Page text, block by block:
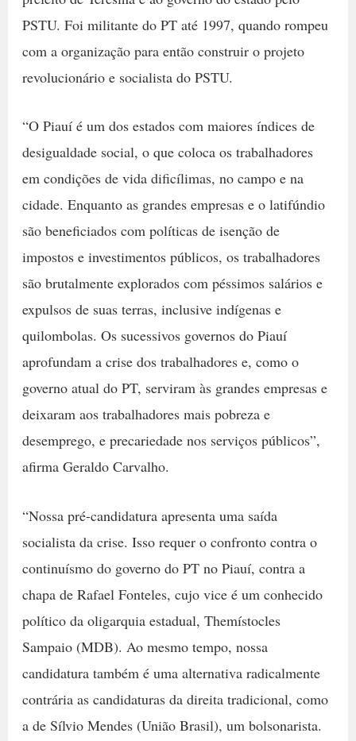
PSTU. Foi militante do PT até 1997, quando rompeu
com a organização para então construir o projeto
revolucionário e socialista do PSTU.
“O Piauí é um dos estados com maiores índices de
desigualdade social, o que coloca os trabalhadores
em condições de vida dificílimas, no campo e na
cidade. Enquanto as grandes empresas e o latifúndio
são beneficiados com políticas de isenção de
impostos e investimentos públicos, os trabalhadores
são brutalmente explorados com péssimos salários e
expulsos de suas terras, inclusive indígenas e
quilombolas. Os sucessivos governos do Piauí
aprofundam a crise dos trabalhadores e, como o
governo atual do PT, serviram às grandes empresas e
deixaram aos trabalhadores mais pobreza e
desemprego, e precariedade nos serviços públicos”,
afirma Geraldo Carvalho.
“Nossa pré-candidatura apresenta uma saída
socialista da crise. Isso requer o confronto contra o
continuísmo do governo do PT no Piauí, contra a
chapa de Rafael Fonteles, cujo vice é um conhecido
político da oligarquia estadual, Themístocles
Sampaio (MDB). Ao mesmo tempo, nossa
candidatura também é uma alternativa radicalmente
contrária as candidaturas da direita tradicional, como
a de Sílvio Mendes (União Brasil), um bolsonarista.